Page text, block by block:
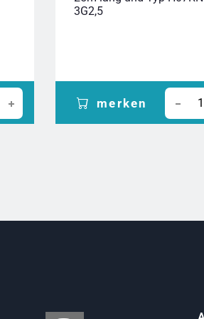
3G2,5
merken